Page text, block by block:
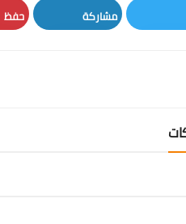
مشاركة حفظ